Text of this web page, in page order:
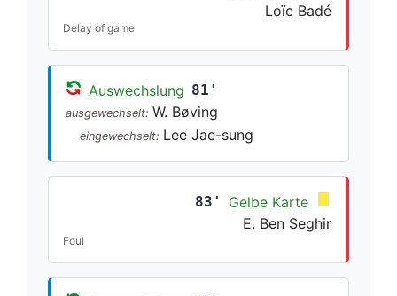
Loïc Badé
Delay of game
Auswechslung 81'
ausgewechselt: W. Bøving
eingewechselt: Lee Jae-sung
83'
Gelbe Karte
E. Ben Seghir
Foul